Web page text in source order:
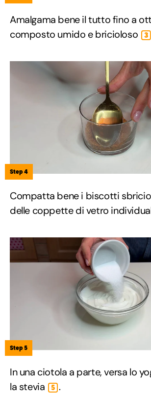
Amalgama bene il tutto fino a
composto umido e bricioloso
3
Step 4
Compatta bene i biscotti
delle coppette di vetro
Step 5
In una ciotola a parte, versa lo
la stevia
5 .